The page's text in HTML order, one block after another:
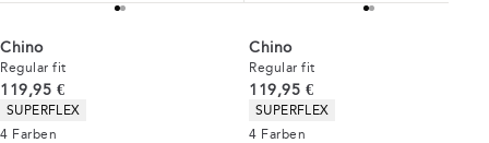
Chino
Regular fit
Preis
119,95 €
Produkteigenschaften
SUPERFLEX
4 Farben
Chino
Regular fit
Preis
119,95 €
Produkteigenschaften
SUPERFLEX
4 Farben